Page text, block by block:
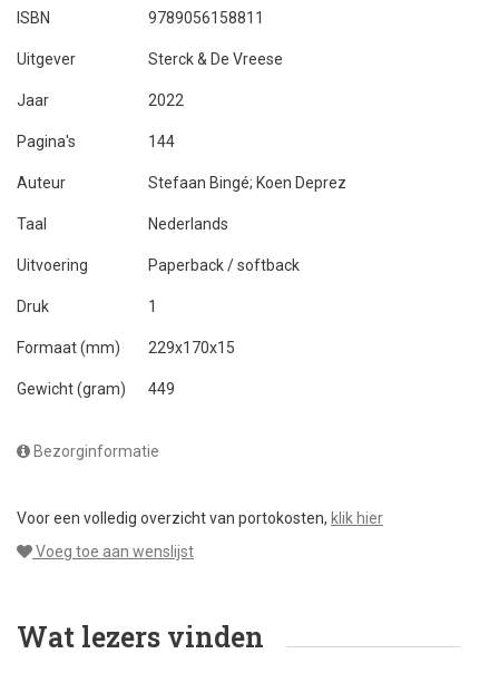
ISBN 9789056158811
Uitgever Sterck & De Vreese
Jaar 2022
Pagina's 144
Auteur Stefaan Bingé; Koen Deprez
Taal Nederlands
Uitvoering Paperback / softback
Druk 1
Formaat (mm) 229x170x15
Gewicht (gram) 449
Bezorginformatie
Voor een volledig overzicht van portokosten, klik hier
Voeg toe aan wenslijst
Wat lezers vinden